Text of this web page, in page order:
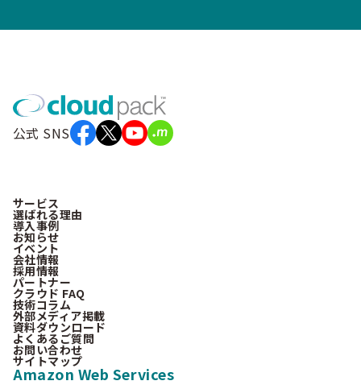
公式 SNS
サービス
選ばれる理由
導入事例
お知らせ
イベント
会社情報
採用情報
パートナー
クラウド FAQ
技術コラム
外部メディア掲載
資料ダウンロード
よくあるご質問
お問い合わせ
サイトマップ
Amazon Web Services